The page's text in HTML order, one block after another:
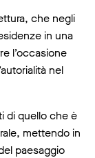
che negli
in una
l’occasione
nel
di quello che è
mettendo in
paesaggio